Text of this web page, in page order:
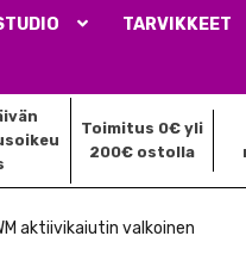
TARVIKKEET
Toimitus 0€ yli
200€ ostolla
aktiivikaiutin valkoinen